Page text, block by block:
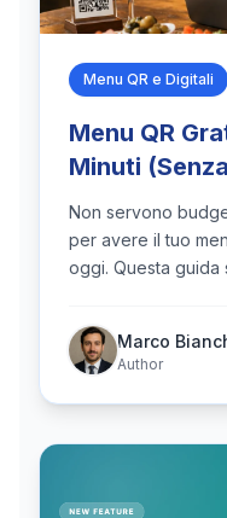
Menu QR e Digitali
Menu QR
Minuti
Non servono
per avere il tuo
oggi. Questa guida
dietro un codice
Crealo in 5 passi,
Marco
Author